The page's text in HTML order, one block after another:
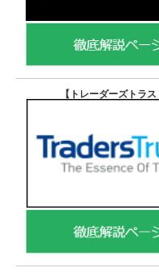
【トレーダーズトラス